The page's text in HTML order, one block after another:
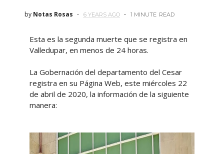
by Notas Rosas 6 YEARS AGO 1 MINUTE READ
Esta es la segunda muerte que se registra en
Valledupar, en menos de 24 horas.
La Gobernación del departamento del Cesar
registra en su Página Web, este miércoles 22
de abril de 2020, la información de la siguiente
manera: